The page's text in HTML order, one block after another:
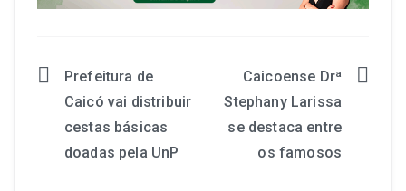
Prefeitura de
Caicó vai distribuir
cestas básicas
doadas pela UnP
Caicoense Drª
Stephany Larissa
se destaca entre
os famosos